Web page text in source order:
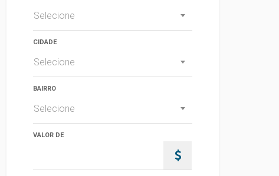
Selecione
CIDADE
Selecione
BAIRRO
Selecione
VALOR DE